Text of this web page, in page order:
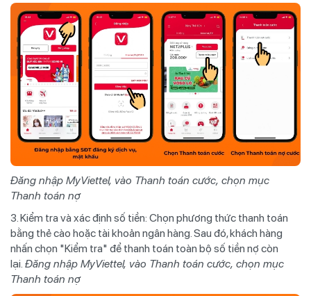
Đăng nhập MyViettel, vào Thanh toán cước, chọn mục
Thanh toán nợ
3. Kiểm tra và xác định số tiền: Chọn phương thức thanh toán
bằng thẻ cào hoặc tài khoản ngân hàng. Sau đó, khách hàng
nhấn chọn "Kiểm tra" để thanh toán toàn bộ số tiền nợ còn
lại. Đăng nhập MyViettel, vào Thanh toán cước, chọn mục
Thanh toán nợ